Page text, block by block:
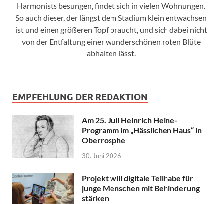
Harmonists besungen, findet sich in vielen Wohnungen.
So auch dieser, der längst dem Stadium klein entwachsen
ist und einen größeren Topf braucht, und sich dabei nicht
von der Entfaltung einer wunderschönen roten Blüte
abhalten lässt.
EMPFEHLUNG DER REDAKTION
Am 25. Juli Heinrich Heine-
Programm im „Hässlichen Haus“ in
Oberrosphe
30. Juni 2026
Projekt will digitale Teilhabe für
junge Menschen mit Behinderung
stärken